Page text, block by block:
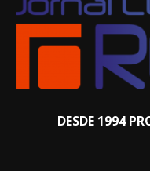
DESDE 1994